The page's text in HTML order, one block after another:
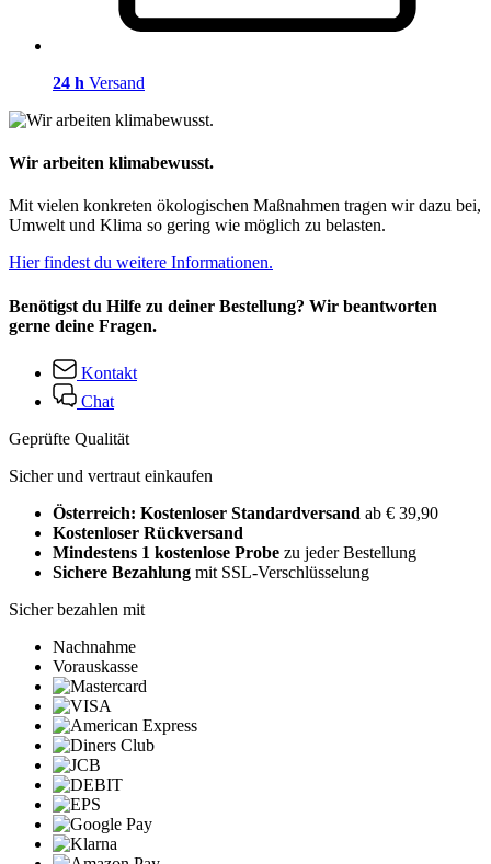
24 h Versand
Wir arbeiten klimabewusst.
Mit vielen konkreten ökologischen Maßnahmen tragen wir dazu bei,
Umwelt und Klima so gering wie möglich zu belasten.
Hier findest du weitere Informationen.
Benötigst du Hilfe zu deiner Bestellung? Wir beantworten
gerne deine Fragen.
Kontakt
Chat
Geprüfte Qualität
Sicher und vertraut einkaufen
Österreich: Kostenloser Standardversand ab € 39,90
Kostenloser Rückversand
Mindestens 1 kostenlose Probe zu jeder Bestellung
Sichere Bezahlung mit SSL-Verschlüsselung
Sicher bezahlen mit
Nachnahme
Vorauskasse